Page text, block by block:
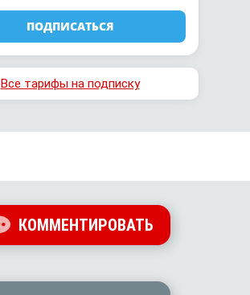
ПОДПИСАТЬСЯ
Все тарифы на подписку
КОММЕНТИРОВАТЬ